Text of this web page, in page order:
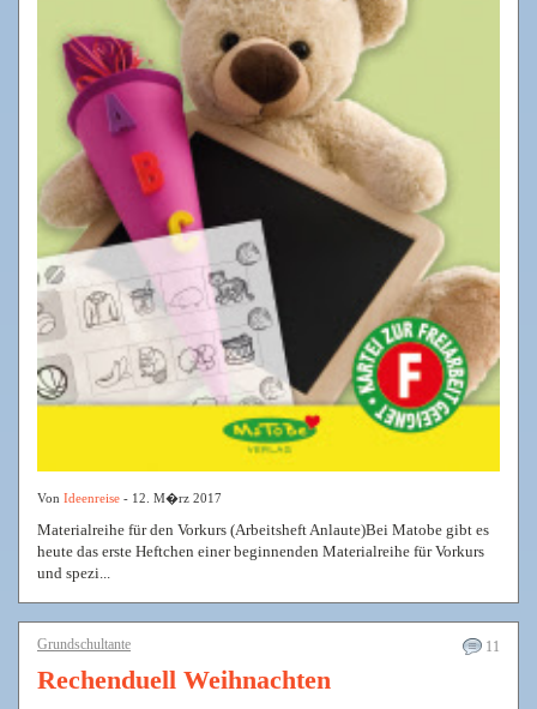
Von Ideenreise - 12. M�rz 2017
Materialreihe für den Vorkurs (Arbeitsheft Anlaute)Bei Matobe gibt es
heute das erste Heftchen einer beginnenden Materialreihe für Vorkurs
und spezi...
11
Grundschultante
Rechenduell Weihnachten